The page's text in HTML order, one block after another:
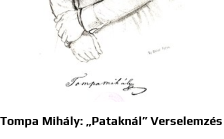
Tompa Mihály: „Pataknál” Verselemzés